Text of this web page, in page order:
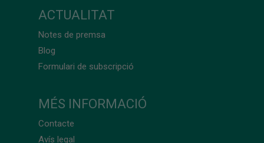
ACTUALITAT
Notes de premsa
Blog
Formulari de subscripció
MÉS INFORMACIÓ
Contacte
Avís legal